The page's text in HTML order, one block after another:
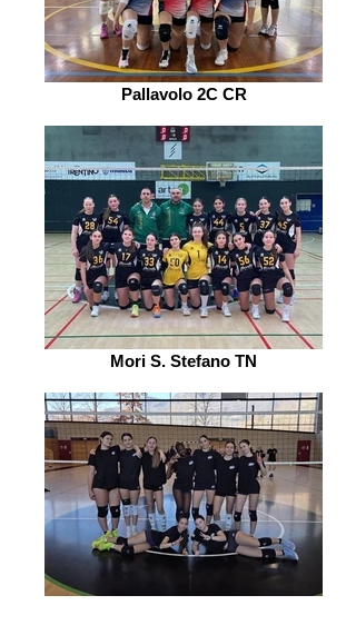
Pallavolo 2C CR
Mori S. Stefano TN